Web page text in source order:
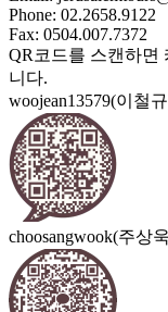
Phone: 02.2658.9122
Fax: 0504.007.7372
QR코드를 스캔하면
니다.
woojean13579(이철
choosangwook(주상